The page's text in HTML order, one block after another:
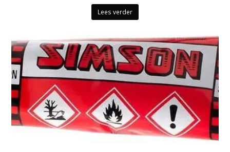
Lees verder